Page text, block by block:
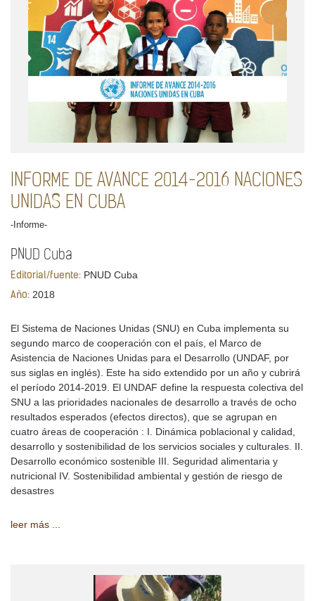
INFORME DE AVANCE 2014-2016 NACIONES
UNIDAS EN CUBA
-Informe-
PNUD Cuba
Editorial/fuente: PNUD Cuba
Año: 2018
El Sistema de Naciones Unidas (SNU) en Cuba implementa su
segundo marco de cooperación con el país, el Marco de
Asistencia de Naciones Unidas para el Desarrollo (UNDAF, por
sus siglas en inglés). Este ha sido extendido por un año y cubrirá
el período 2014-2019. El UNDAF define la respuesta colectiva del
SNU a las prioridades nacionales de desarrollo a través de ocho
resultados esperados (efectos directos), que se agrupan en
cuatro áreas de cooperación : I. Dinámica poblacional y calidad,
desarrollo y sostenibilidad de los servicios sociales y culturales. II.
Desarrollo económico sostenible III. Seguridad alimentaria y
nutricional IV. Sostenibilidad ambiental y gestión de riesgo de
desastres
leer más ...